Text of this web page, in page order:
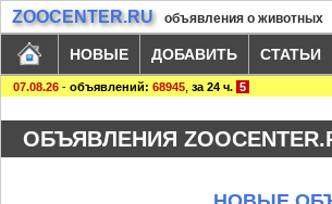
ZOOCENTER.RU объявления о животных
НОВЫЕ ДОБАВИТЬ СТАТЬИ
07.08.26 - объявлений: 68945 за 24 ч. 5
ОБЪЯВЛЕНИЯ